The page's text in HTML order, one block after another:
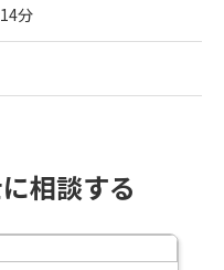
分
相談する